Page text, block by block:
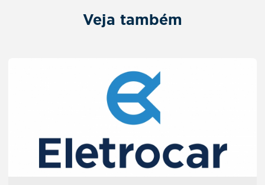
Veja também